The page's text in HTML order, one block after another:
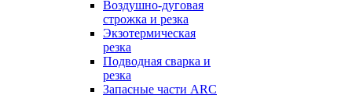
Воздушно-дуговая
строжка и резка
Экзотермическая
резка
Подводная сварка и
резка
Запасные части ARC